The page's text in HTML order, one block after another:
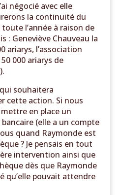
négocié avec elle
la continuité du
l’année à raison de
: Geneviève Chauveau la
ariarys, l’association
000 ariarys de
qui souhaitera
cette action. Si nous
en place un
(elle a un compte
quand Raymonde est
? Je pensais en tout
intervention ainsi que
dès que Raymonde
qu’elle pouvait attendre